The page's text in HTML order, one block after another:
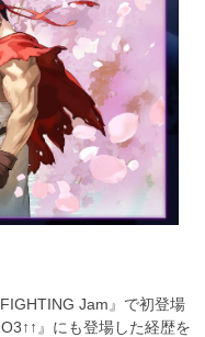
Jam』で初登場
』にも登場した経歴を